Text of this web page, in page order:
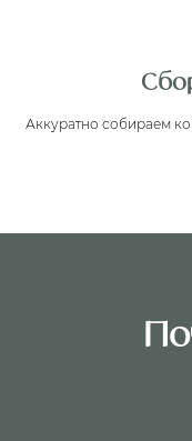
Аккуратно собираем